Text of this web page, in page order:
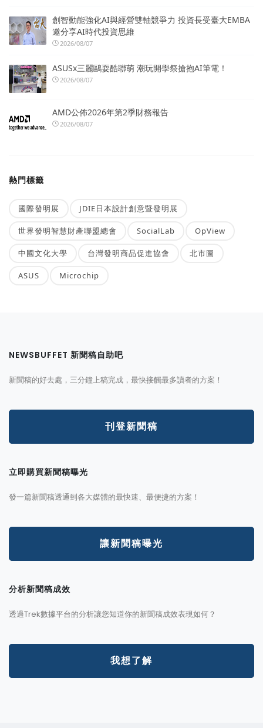
創智動能強化AI與經營雙軸競爭力 投資長受臺大EMBA
邀分享AI時代投資思維
2026/08/07
ASUSx三麗鷗耍酷聯萌 潮玩開學祭搶抱AI筆電！
2026/08/07
AMD公佈2026年第2季財務報告
2026/08/07
熱門標籤
國際發明展 JDIE日本設計創意暨發明展
世界發明智慧財產聯盟總會 SocialLab OpView
中國文化大學 台灣發明商品促進協會 北市圖
ASUS Microchip
NEWSBUFFET 新聞稿自助吧
新聞稿的好去處，三分鐘上稿完成，最快接觸最多讀者的方案！
刊登新聞稿
立即購買新聞稿曝光
發一篇新聞稿透通到各大媒體的最快速、最便捷的方案！
讓新聞稿曝光
分析新聞稿成效
透過Trek數據平台的分析讓您知道你的新聞稿成效表現如何？
我想了解